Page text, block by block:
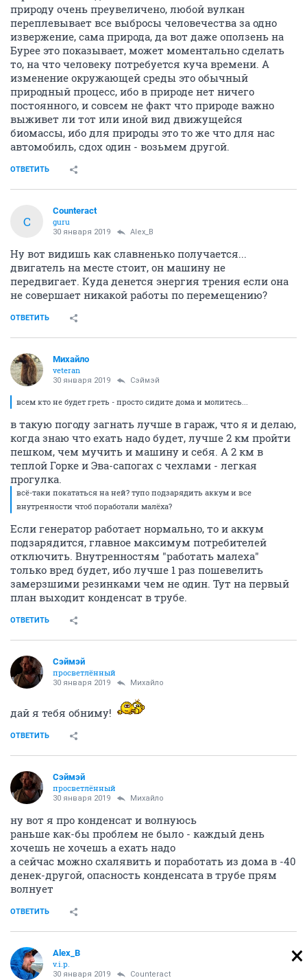
природу очень преувеличено, любой вулкан
переплевывает все выбросы человечества за одно
извержение, сама природа, да вот даже оползень на
Бурее это показывает, может моментально сделать
то, на что человеку потребуется куча времени. А
изменение окружающей среды это обычный
природный процесс, ибо в природе нет ничего
постоянного, и совсем не факт что природе важно
выживет ли тот или иной вид движущейся
биомассы, ибо для природы это то же что для нас
автомобиль, сдох один - возьмем другой.
ОТВЕТИТЬ
C
Counteract
guru
30 января 2019 Alex_B
Ну вот видишь как славненько получается...
двигатель на месте стоит, он машину не
передвигает. Куда денется энергия трения если она
не совершает никакой работы по перемещению?
ОТВЕТИТЬ
Михайло
veteran
30 января 2019 Сэймэй
всем кто не будет греть - просто сидите дома и молитесь...
в такую погоду загнать лучше в гараж, что я и делаю,
когда знаю что ехать надо будет, лучше 2 км пройти
пешком, чем мучить и машину и себя. А 2 км в
теплой Горке и Эва-сапогах с чехлами - легкая
прогулка.
всё-таки покататься на ней? тупо подзарядить аккум и все
внутренности чтоб поработали малёха?
Если генератор работает нормально, то и аккум
подзарядится, главное максимум потребителей
отключить. Внутренностям "работать малеха"
только вред будет, ибо лучше 1 раз пошевелить
замерзшими резинками чем не один. Тут на первый
план выходит конденсат в трубе.
ОТВЕТИТЬ
Сэймэй
просветлённый
30 января 2019 Михайло
дай я тебя обниму!
ОТВЕТИТЬ
Сэймэй
просветлённый
30 января 2019 Михайло
ну вот я про конденсат и волнуюсь
раньше как-бы проблем не было - каждый день
хочешь не хочешь а ехать надо
а сейчас можно схалявить и поработать из дома в -40
денек-другой, опасность конденсата в трубе прям
волнует
ОТВЕТИТЬ
Alex_B
v.i.p.
30 января 2019 Counteract